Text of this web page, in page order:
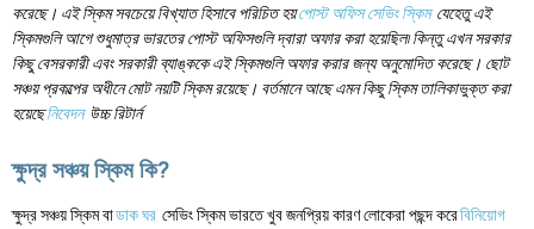
করেছে। এই স্কিম সবচেয়ে বিখ্যাত হিসাবে পরিচিত হয়পোস্ট অফিস সেভিং স্কিমযেহেতু এই
স্কিমগুলি আগে শুধুমাত্র ভারতের পোস্ট অফিসগুলি দ্বারা অফার করা হয়েছিল৷ কিন্তু এখন সরকার
কিছু বেসরকারী এবং সরকারী ব্যাঙ্ককে এই স্কিমগুলি অফার করার জন্য অনুমোদিত করেছে। ছোট
সঞ্চয় প্রকল্পের অধীনে মোট নয়টি স্কিম রয়েছে। বর্তমানে আছে এমন কিছু স্কিম তালিকাভুক্ত করা
হয়েছেনিবেদন উচ্চ রিটার্ন
ক্ষুদ্র সঞ্চয় স্কিম কি?
ক্ষুদ্র সঞ্চয় স্কিম বাডাক ঘর সেভিং স্কিম ভারতে খুব জনপ্রিয় কারণ লোকেরা পছন্দ করেবিনিয়োগ